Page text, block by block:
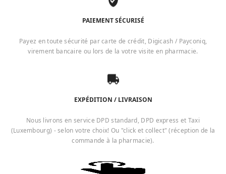
PAIEMENT SÉCURISÉ
Payez en toute sécurité par carte de crédit, Digicash / Payconiq,
virement bancaire ou lors de la votre visite en pharmacie.
EXPÉDITION / LIVRAISON
Nous livrons en service DPD standard, DPD express et Taxi
(Luxembourg) - selon votre choix! Ou "click et collect" (réception de la
commande à la pharmacie).